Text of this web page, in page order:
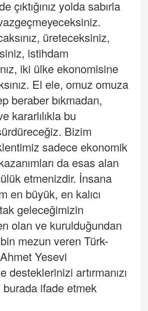
çıktığınız yolda sabırla
üreteceksiniz,
istihdam
iki ülke ekonomisine
El ele, omuz omuza
beraber bıkmadan,
kararlılıkla bu
Bizim
sadece ekonomik
da esas alan
etmenizdir. İnsana
en büyük, en kalıcı
geleceğimizin
olan ve kurulduğundan
mezun veren Türk-
Yesevi
desteklerinizi artırmanızı
ifade etmek